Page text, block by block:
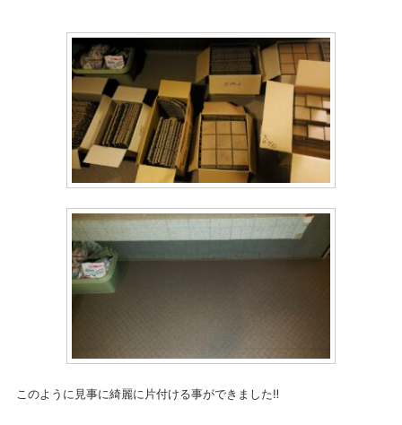
このように見事に綺麗に片付ける事ができました‼️